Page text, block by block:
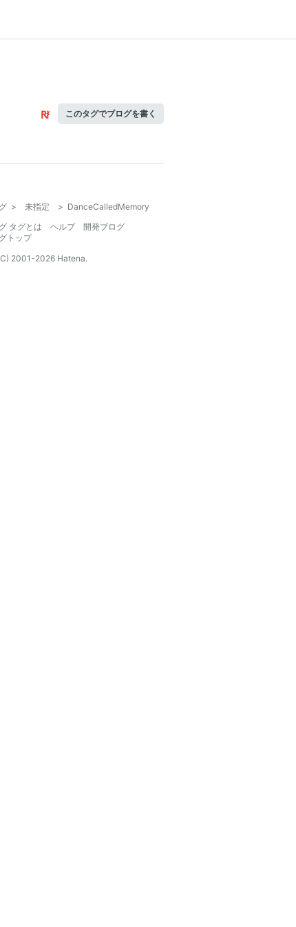
このタグでブログを書く
> 未指定 > DanceCalledMemory
タグとは
ヘルプ
開発ブログ
トップ
2001-2026 Hatena.